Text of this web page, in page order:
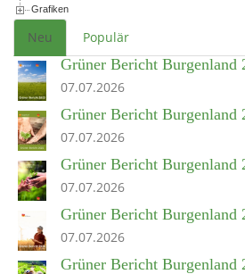
Grafiken
Neu Populär
Grüner Bericht Burgenland
07.07.2026
Grüner Bericht Burgenland
07.07.2026
Grüner Bericht Burgenland
07.07.2026
Grüner Bericht Burgenland
07.07.2026
Grüner Bericht Burgenland